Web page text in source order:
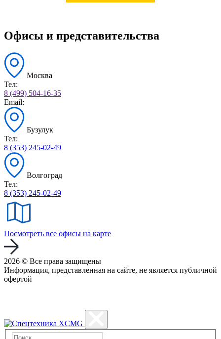
Офисы и представительства
Москва
Тел:
8 (499) 504-16-35
Email:
Бузулук
Тел:
8 (353) 245-02-49
Волгоград
Тел:
8 (353) 245-02-49
Посмотреть все офисы на карте
2026 © Все права защищены
Информация, представленная на сайте, не является публичной
офертой